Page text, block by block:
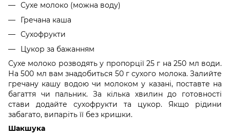
Сухе молоко (можна воду)
Гречана каша
Сухофрукти
Цукор за бажанням
Сухе молоко розводять у пропорції 25 г на 250 мл води.
На 500 мл вам знадобиться 50 г сухого молока. Залийте
гречану кашу водою чи молоком у казані, поставте на
багаття чи пальник. За кілька хвилин до готовності
стави додайте сухофрукти та цукор. Якщо рідини
забагато, випаріть її без кришки.
Шакшука